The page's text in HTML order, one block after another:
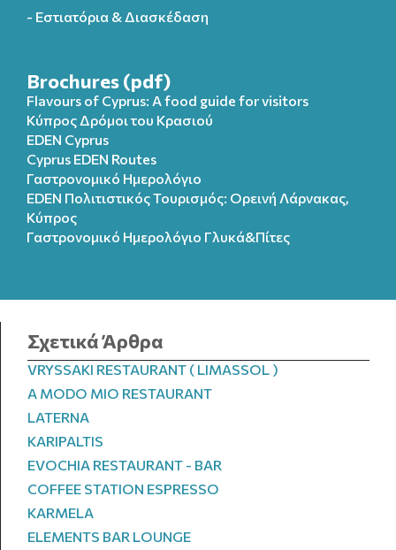
- Εστιατόρια & Διασκέδαση
Brochures (pdf)
Flavours of Cyprus: A food guide for visitors
Κύπρος Δρόμοι του Κρασιού
EDEN Cyprus
Cyprus EDEN Routes
Γαστρονομικό Ημερολόγιο
EDEN Πολιτιστικός Τουρισμός: Ορεινή Λάρνακας,
Κύπρος
Γαστρονομικό Ημερολόγιo Γλυκά&Πίτες
Σχετικά Άρθρα
VRYSSAKI RESTAURANT ( LIMASSOL )
A MODO MIO RESTAURANT
LATERNA
KARIPALTIS
EVOCHIA RESTAURANT - BAR
COFFEE STATION ESPRESSO
KARMELA
ELEMENTS BAR LOUNGE